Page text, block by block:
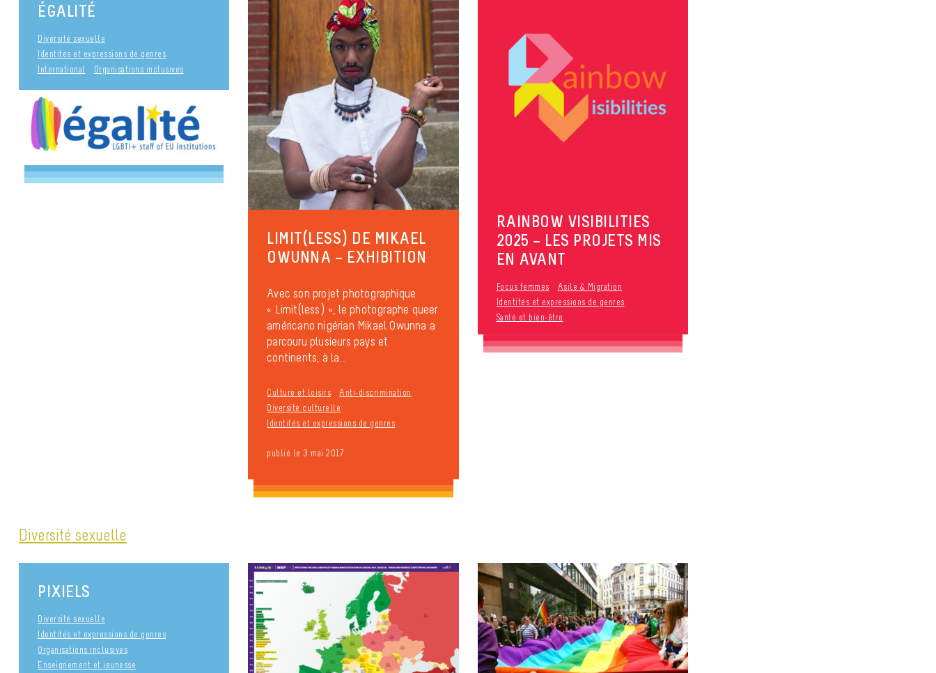
ÉGALITÉ
Diversité sexuelle
Identités et expressions de genres
International
Organisations inclusives
LIMIT(LESS) DE MIKAEL
OWUNNA – EXHIBITION
Avec son projet photographique
« Limit(less) », le photographe queer
américano nigérian Mikael Owunna a
parcouru plusieurs pays et
continents, à la...
Culture et loisirs
Anti-discrimination
Diversité culturelle
Identités et expressions de genres
publié le 3 mai 2017
RAINBOW VISIBILITIES
2025 – LES PROJETS MIS
EN AVANT
Focus femmes
Asile & Migration
Identités et expressions de genres
Santé et bien-être
Diversité sexuelle
PIXIELS
Diversité sexuelle
Identités et expressions de genres
Organisations inclusives
Enseignement et jeunesse